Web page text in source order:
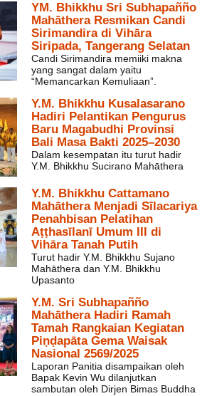
YM. Bhikkhu Sri Subhapañño
Mahāthera Resmikan Candi
Sirimandira di Vihāra
Siripada, Tangerang Selatan
Candi Sirimandira memiiki makna
yang sangat dalam yaitu
“Memancarkan Kemuliaan”.
Y.M. Bhikkhu Kusalasarano
Hadiri Pelantikan Pengurus
Baru Magabudhi Provinsi
Bali Masa Bakti 2025–2030
Dalam kesempatan itu turut hadir
Y.M. Bhikkhu Sucirano Mahāthera
Y.M. Bhikkhu Cattamano
Mahāthera Menjadi Sīlacariya
Penahbisan Pelatihan
Aṭṭhasīlanī Umum III di
Vihāra Tanah Putih
Turut hadir Y.M. Bhikkhu Sujano
Mahāthera dan Y.M. Bhikkhu
Upasanto
Y.M. Sri Subhapañño
Mahāthera Hadiri Ramah
Tamah Rangkaian Kegiatan
Piṇḍapāta Gema Waisak
Nasional 2569/2025
Laporan Panitia disampaikan oleh
Bapak Kevin Wu dilanjutkan
sambutan oleh Dirjen Bimas Buddha